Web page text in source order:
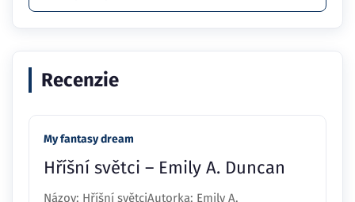
Recenzie
My fantasy dream
Hříšní světci – Emily A. Duncan
Názov: Hříšní světciAutorka: Emily A.